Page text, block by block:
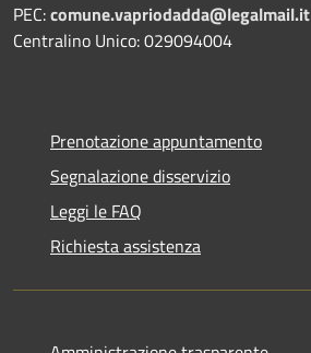
PEC:comune.vapriodadda@legalmail.it
Centralino Unico: 029094004
Prenotazione appuntamento
Segnalazione disservizio
Leggi le FAQ
Richiesta assistenza